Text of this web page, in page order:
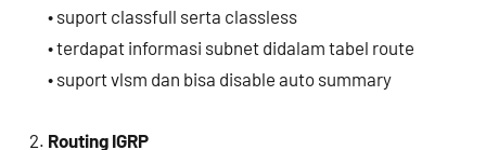
• suport classfull serta classless
• terdapat informasi subnet didalam tabel route
• suport vlsm dan bisa disable auto summary
Routing IGRP